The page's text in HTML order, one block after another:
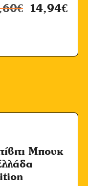
€ 14,94€
Μπουκ